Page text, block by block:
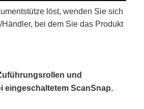
löst, wenden Sie sich
bei dem Sie das Produkt
und
eingeschaltetem ScanSnap.